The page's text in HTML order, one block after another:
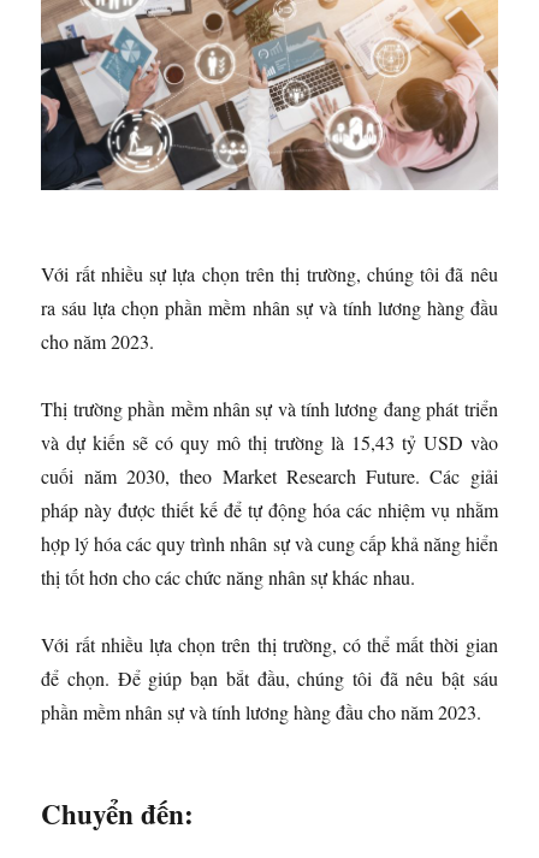
Với rất nhiều sự lựa chọn trên thị trường, chúng tôi đã nêu
ra sáu lựa chọn phần mềm nhân sự và tính lương hàng đầu
cho năm 2023.
Thị trường phần mềm nhân sự và tính lương đang phát triển
và dự kiến ​​sẽ có quy mô thị trường là 15,43 tỷ USD vào
cuối năm 2030, theo Market Research Future. Các giải
pháp này được thiết kế để tự động hóa các nhiệm vụ nhằm
hợp lý hóa các quy trình nhân sự và cung cấp khả năng hiển
thị tốt hơn cho các chức năng nhân sự khác nhau.
Với rất nhiều lựa chọn trên thị trường, có thể mất thời gian
để chọn. Để giúp bạn bắt đầu, chúng tôi đã nêu bật sáu
phần mềm nhân sự và tính lương hàng đầu cho năm 2023.
Chuyển đến: